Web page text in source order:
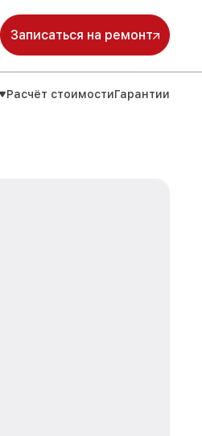
Записаться на ремонт
Расчёт стоимостиГарантии